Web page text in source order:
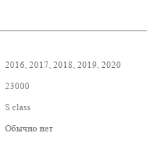
2016, 2017, 2018, 2019, 2020
23000
S class
Обычно нет